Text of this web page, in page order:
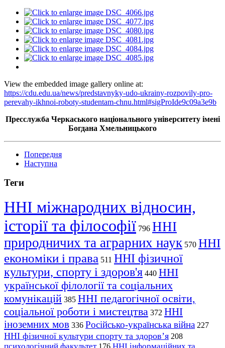
View the embedded image gallery online at:
https://cdu.edu.ua/news/predstavnyky-udo-ukrainy-rozpovily-pro-
perevahy-ikhnoi-roboty-studentam-chnu.html#sigProIde9c09a3e9b
Пресслужба Черкаського національного університету імені
Богдана Хмельницького
Попередня
Наступна
Теги
ННІ міжнародних відносин,
історії та філософії 796 ННІ
природничих та аграрних наук 570 ННІ
економіки і права 511 ННІ фізичної
культури, спорту і здоров'я 440 ННІ
української філології та соціальних
комунікацій 385 ННІ педагогічної освіти,
соціальної роботи і мистецтва 372 ННІ
іноземних мов 336 Російсько-українська війна 227
ННІ фізичної культури спорту та здоров’я 208
176